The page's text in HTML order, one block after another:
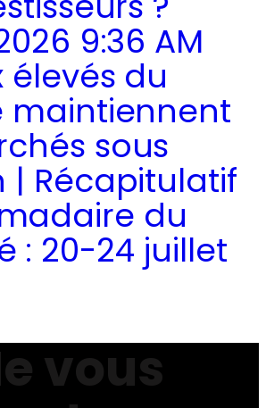
9:36 AM
élevés du
maintiennent
sous
| Récapitulatif
du
: 20-24 juillet
vous